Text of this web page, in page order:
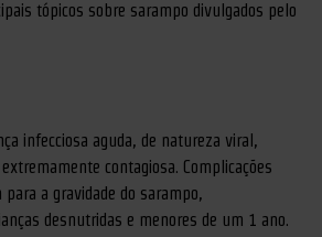
tópicos sobre sarampo divulgados pelo
infecciosa aguda, de natureza viral,
contagiosa. Complicações
a gravidade do sarampo,
desnutridas e menores de um 1 ano.